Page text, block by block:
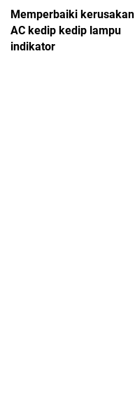
Memperbaiki kerusakan
AC kedip kedip lampu
indikator